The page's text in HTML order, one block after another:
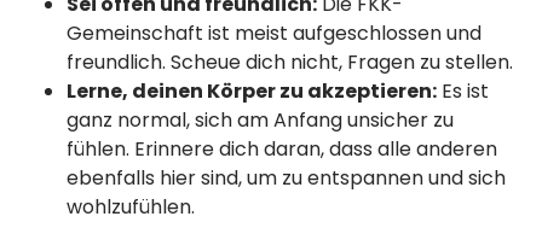
Gemeinschaft ist meist aufgeschlossen und
freundlich. Scheue dich nicht, Fragen zu stellen.
Lerne, deinen Körper zu akzeptieren: Es ist
ganz normal, sich am Anfang unsicher zu
fühlen. Erinnere dich daran, dass alle anderen
ebenfalls hier sind, um zu entspannen und sich
wohlzufühlen.